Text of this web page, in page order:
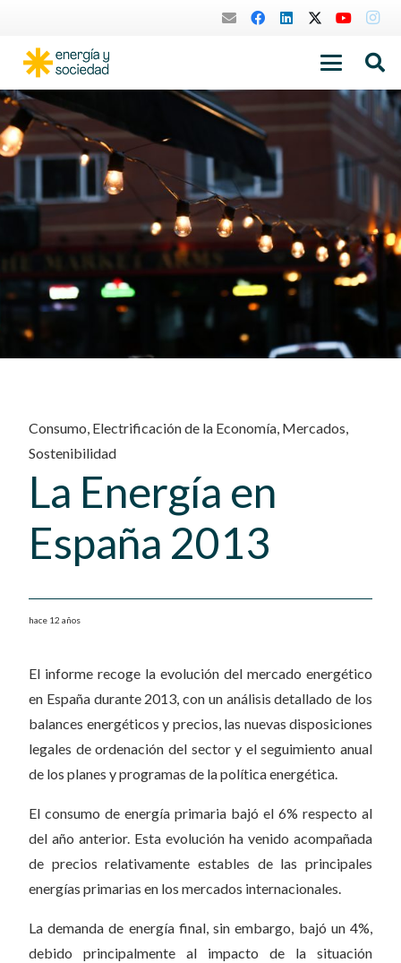
Consumo, Electrificación de la Economía, Mercados,
Sostenibilidad
La Energía en
España 2013
hace 12 años
El informe recoge la evolución del mercado energético
en España durante 2013, con un análisis detallado de los
balances energéticos y precios, las nuevas disposiciones
legales de ordenación del sector y el seguimiento anual
de los planes y programas de la política energética.
El consumo de energía primaria bajó el 6% respecto al
del año anterior. Esta evolución ha venido acompañada
de precios relativamente estables de las principales
energías primarias en los mer­cados internacionales.
La demanda de energía final, sin embargo, bajó un 4%,
debido principalmente al impacto de la situación